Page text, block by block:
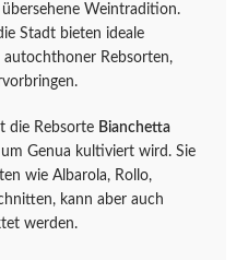
Weintradition.
Stadt bieten ideale
Rebsorten,
die Rebsorte Bianchetta
Genua kultiviert wird. Sie
wie Albarola, Rollo,
kann aber auch
werden.